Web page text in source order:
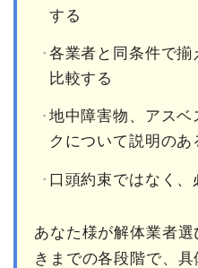
する
各業者と同条件で
比較する
地中障害物、アスベ
クについて説明のあ
口頭約束ではなく
あなた様が解体業者
きまでの各段階で、